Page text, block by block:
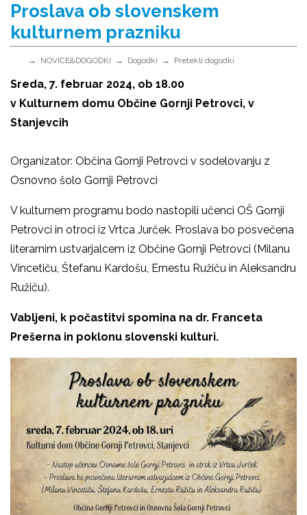
Proslava ob slovenskem
kulturnem prazniku
NOVICE&DOGODKI Dogodki Pretekli dogodki
Sreda, 7. februar 2024, ob 18.00
v Kulturnem domu Občine Gornji Petrovci, v
Stanjevcih
Organizator: Občina Gornji Petrovci v sodelovanju z
Osnovno šolo Gornji Petrovci
V kulturnem programu bodo nastopili učenci OŠ Gornji
Petrovci in otroci iz Vrtca Jurček. Proslava bo posvečena
literarnim ustvarjalcem iz Občine Gornji Petrovci (Milanu
Vincetiču, Štefanu Kardošu, Ernestu Ružiču in Aleksandru
Ružiču).
Vabljeni, k počastitvi spomina na dr. Franceta
Prešerna in poklonu slovenski kulturi.